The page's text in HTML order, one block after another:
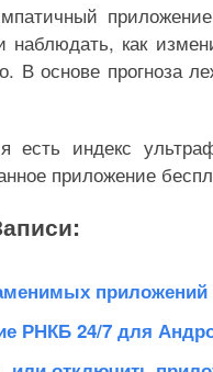
наблюдать, как
В основе прогноза
есть индекс
приложение
РНКБ 24/7 для